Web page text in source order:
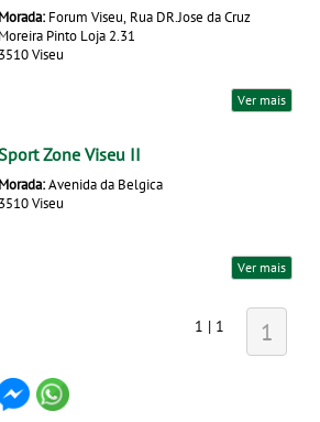
Morada: Forum Viseu, Rua DR.Jose da Cruz
Moreira Pinto Loja 2.31
3510 Viseu
Ver mais
Zone Viseu II
Morada:Avenida da Belgica
3510 Viseu
Ver mais
1 | 1 1